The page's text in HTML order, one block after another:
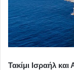
Τακίμι Ισραήλ